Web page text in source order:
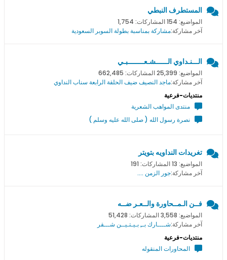
المستطرف النبطي
المواضيع: 154 المشاركات: 1,754
آخر مشاركة:مشاركة بمناسبة بطولة السوبر السعودية
الـــنـداوي الــــــشـعــــــــبـي
المواضيع: 25,399 المشاركات: 662,485
آخر مشاركة:ماجد النصيف ضيف الحلقة الرابعة سناب النداوي
منتديات-فرعية
منتدى المواهب الشعرية
نصرة رسول الله ( صلى الله عليه وسلم )
تغريدات النداويه بتويتر
المواضيع: 13 المشاركات: 191
آخر مشاركة:جور الزمن ....
فــن الـمــحاورة والــعـر ضــه
المواضيع: 3,558 المشاركات: 51,428
آخر مشاركة:شــــارك بــِ بـيـتـيــن شـــقر
منتديات-فرعية
المحاورات المنقوله